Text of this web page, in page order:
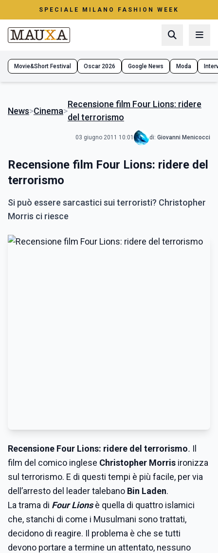
SPECIALE MILANO FASHION WEEK
Movie&Short Festival Oscar 2026 Google News Moda
News>Cinema>
Recensione film Four Lions: ridere
del terrorismo
03 giugno 2011 10:01 di: Giovanni Menicocci
Recensione film Four Lions: ridere del
terrorismo
Si può essere sarcastici sui terroristi? Christopher
Morris ci riesce
Recensione Four Lions: ridere del terrorismo. Il
film del comico inglese Christopher Morris ironizza
sul terrorismo. E di questi tempi è più facile, per via
dell’arresto del leader talebano Bin Laden.
La trama di Four Lionsè quella di quattro islamici
che, stanchi di come i Musulmani sono trattati,
decidono di reagire. Il problema è che se tutti
devono portare a termine un attentato, nessuno